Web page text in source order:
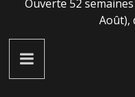
Ouverte 52
Août),